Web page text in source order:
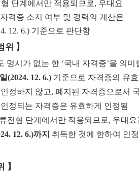
단계에서만 적용되므로, 우대요
격증 소지 여부 및 경력의 계산은
12. 6.) 기준으로 판단함
위 】
명시가 없는 한 ‘국내 자격증’을 의미
(2024. 12. 6.) 기준으로 자격증의 유
정하지 않고, 폐지된 자격증으로서
정되는 자격증은 유효하게 인정됨
전형 단계에서만 적용되므로, 우대
12. 6.)까지 취득한 것에 한하여 인
】